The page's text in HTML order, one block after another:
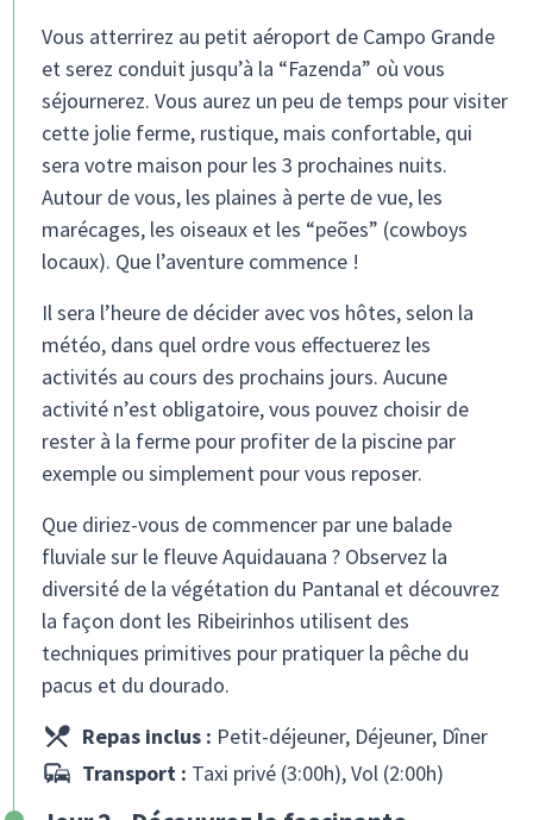
Vous atterrirez au petit aéroport de Campo Grande
et serez conduit jusqu’à la “Fazenda” où vous
séjournerez. Vous aurez un peu de temps pour visiter
cette jolie ferme, rustique, mais confortable, qui
sera votre maison pour les 3 prochaines nuits.
Autour de vous, les plaines à perte de vue, les
marécages, les oiseaux et les “peões” (cowboys
locaux). Que l’aventure commence !
Il sera l’heure de décider avec vos hôtes, selon la
météo, dans quel ordre vous effectuerez les
activités au cours des prochains jours. Aucune
activité n’est obligatoire, vous pouvez choisir de
rester à la ferme pour profiter de la piscine par
exemple ou simplement pour vous reposer.
Que diriez-vous de commencer par une balade
fluviale sur le fleuve Aquidauana ? Observez la
diversité de la végétation du Pantanal et découvrez
la façon dont les Ribeirinhos utilisent des
techniques primitives pour pratiquer la pêche du
pacus et du dourado.
Repas inclus : Petit-déjeuner, Déjeuner, Dîner
Transport : Taxi privé (3:00h), Vol (2:00h)